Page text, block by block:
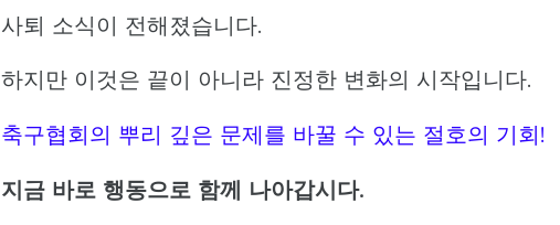
사퇴 소식이 전해졌습니다.
하지만 이것은 끝이 아니라 진정한 변화의 시작입니다.
축구협회의 뿌리 깊은 문제를 바꿀 수 있는 절호의 기회!
지금 바로 행동으로 함께 나아갑시다.